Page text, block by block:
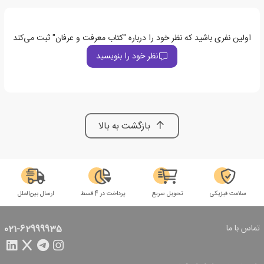
اولین نفری باشید که نظر خود را درباره "کتاب معرفت و عرفان" ثبت می‌کند
نظر خود را بنویسید
بازگشت به بالا
سلامت فیزیکی تحویل سریع پرداخت در 4 قسط ارسال بین‌الملل
تماس با ما 021-62999935